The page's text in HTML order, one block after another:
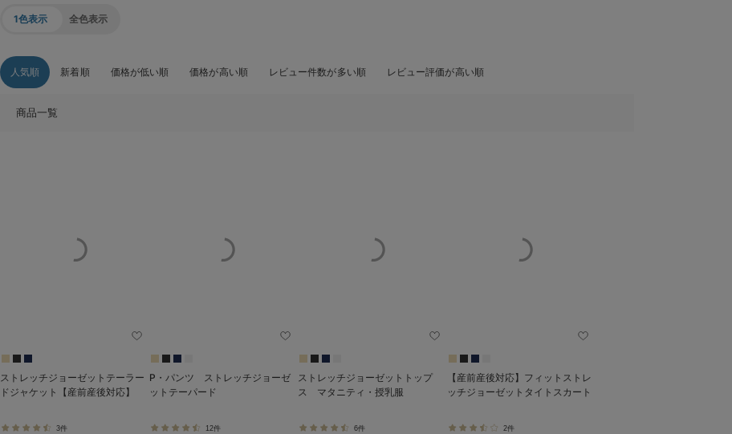
1色表示 全色表示
人気順 新着順 価格が低い順 価格が高い順 レビュー件数が多い順 レビュー評価が高い順
商品一覧
ストレッチジョーゼットテーラー
ドジャケット【産前産後対応】
3件
P・パンツ ストレッチジョーゼ
ットテーパード
12件
ストレッチジョーゼットトップ
ス マタニティ・授乳服
6件
【産前産後対応】フィットストレ
ッチジョーゼットタイトスカート
2件